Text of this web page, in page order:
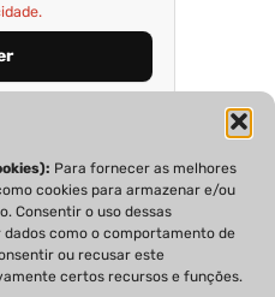
Para fornecer as melhores
cookies para armazenar e/ou
Consentir o uso dessas
como o comportamento de
ou recusar este
certos recursos e funções.
ESTATUTO EDITORIAL